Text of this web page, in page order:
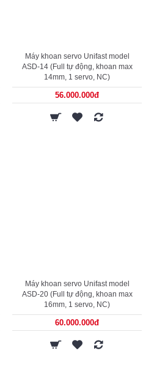
Máy khoan servo Unifast model
ASD-14 (Full tự động, khoan max
14mm, 1 servo, NC)
56.000.000đ
Máy khoan servo Unifast model
ASD-20 (Full tự động, khoan max
16mm, 1 servo, NC)
60.000.000đ